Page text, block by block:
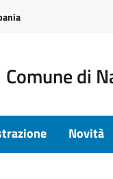
Comune di
Novità